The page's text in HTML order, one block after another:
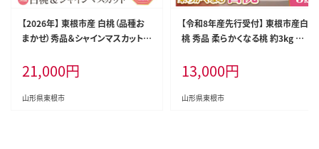
【2026年】 東根市産 白桃（品種お
まかせ）秀品＆シャインマスカット詰
根市 hi027-238
21,000円
山形県東根市
【令和8年産先行受付】 東根市産白
桃 秀品 柔らかくなる桃 約3kg ベ
04-005
13,000円
山形県東根市